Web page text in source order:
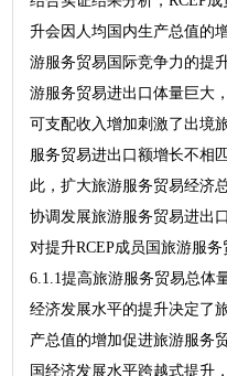
升会因人均国内生产总值的
游服务贸易国际竞争力的提
游服务贸易进出口体量巨大
可支配收入增加刺激了出境
服务贸易进出口额增长不相
此，扩大旅游服务贸易经济
协调发展旅游服务贸易进出
对提升RCEP成员国旅游服
6.1.1提高旅游服务贸易总体
经济发展水平的提升决定了
产总值的增加促进旅游服务
国经济发展水平跨越式提升